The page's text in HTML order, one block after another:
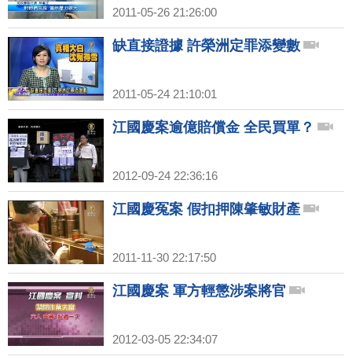
2011-05-26 21:26:00
缺直接證據 許榮洲定罪添變數
2011-05-24 21:10:01
江國慶案逾億賠償金 全民買單？
2012-09-24 22:36:16
江國慶冤案 假扣押陳肇敏財產
2011-11-30 22:17:50
江國慶案 軍方輕懲涉案將官
2012-03-05 22:34:07